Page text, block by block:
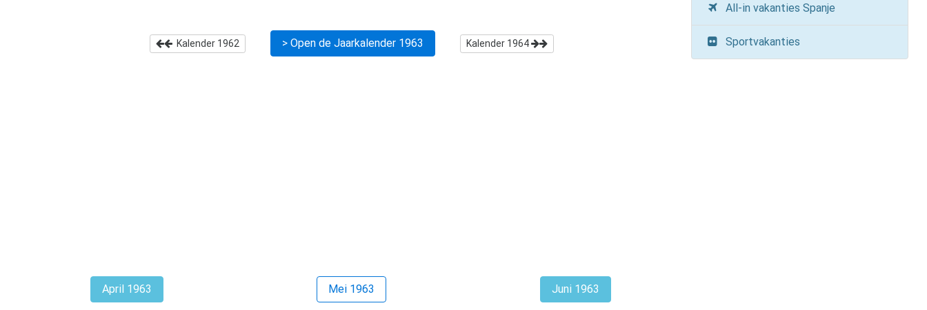
Kalender 1962 > Open de Jaarkalender 1963 Kalender 1964
April 1963 Mei 1963 Juni 1963
All-in vakanties Spanje
Sportvakanties